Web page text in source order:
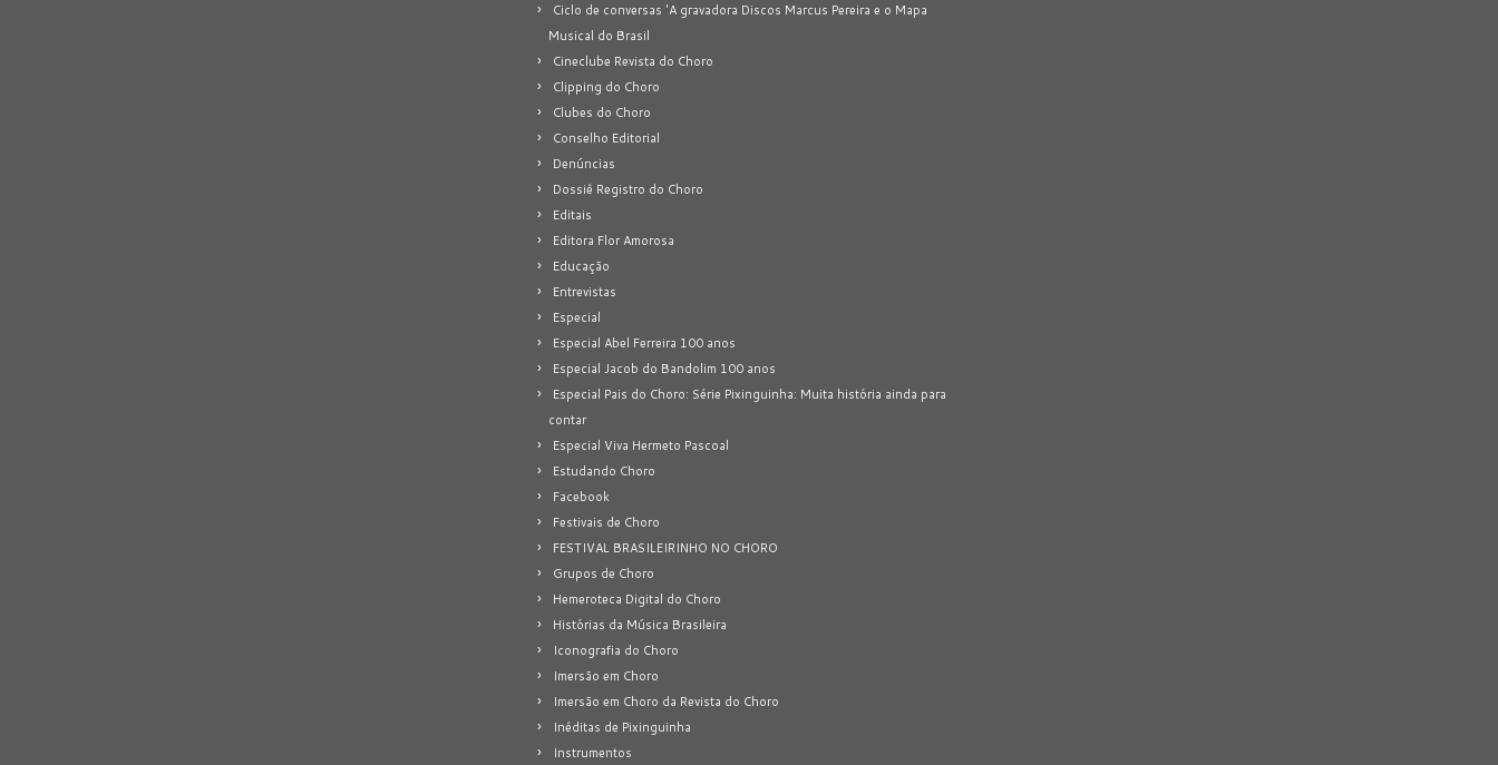
Ciclo de conversas 'A gravadora Discos Marcus Pereira e o Mapa
Musical do Brasil
Cineclube Revista do Choro
Clipping do Choro
Clubes do Choro
Conselho Editorial
Denúncias
Dossiê Registro do Choro
Editais
Editora Flor Amorosa
Educação
Entrevistas
Especial
Especial Abel Ferreira 100 anos
Especial Jacob do Bandolim 100 anos
Especial Pais do Choro: Série Pixinguinha: Muita história ainda para
contar
Especial Viva Hermeto Pascoal
Estudando Choro
Facebook
Festivais de Choro
FESTIVAL BRASILEIRINHO NO CHORO
Grupos de Choro
Hemeroteca Digital do Choro
Histórias da Música Brasileira
Iconografia do Choro
Imersão em Choro
Imersão em Choro da Revista do Choro
Inéditas de Pixinguinha
Instrumentos